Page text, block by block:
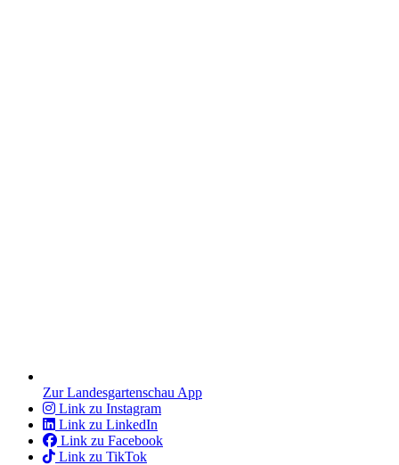
Zur Landesgartenschau App
Link zu Instagram
Link zu LinkedIn
Link zu Facebook
Link zu TikTok